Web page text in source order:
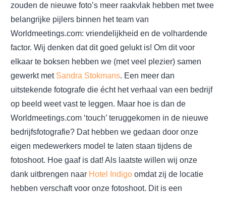
zouden de nieuwe foto’s meer raakvlak hebben met twee
belangrijke pijlers binnen het team van
Worldmeetings.com: vriendelijkheid en de volhardende
factor. Wij denken dat dit goed gelukt is! Om dit voor
elkaar te boksen hebben we (met veel plezier) samen
gewerkt met Sandra Stokmans. Een meer dan
uitstekende fotografe die écht het verhaal van een bedrijf
op beeld weet vast te leggen. Maar hoe is dan de
Worldmeetings.com ‘touch’ teruggekomen in de nieuwe
bedrijfsfotografie? Dat hebben we gedaan door onze
eigen medewerkers model te laten staan tijdens de
fotoshoot. Hoe gaaf is dat! Als laatste willen wij onze
dank uitbrengen naar Hotel Indigo omdat zij de locatie
hebben verschaft voor onze fotoshoot. Dit is een